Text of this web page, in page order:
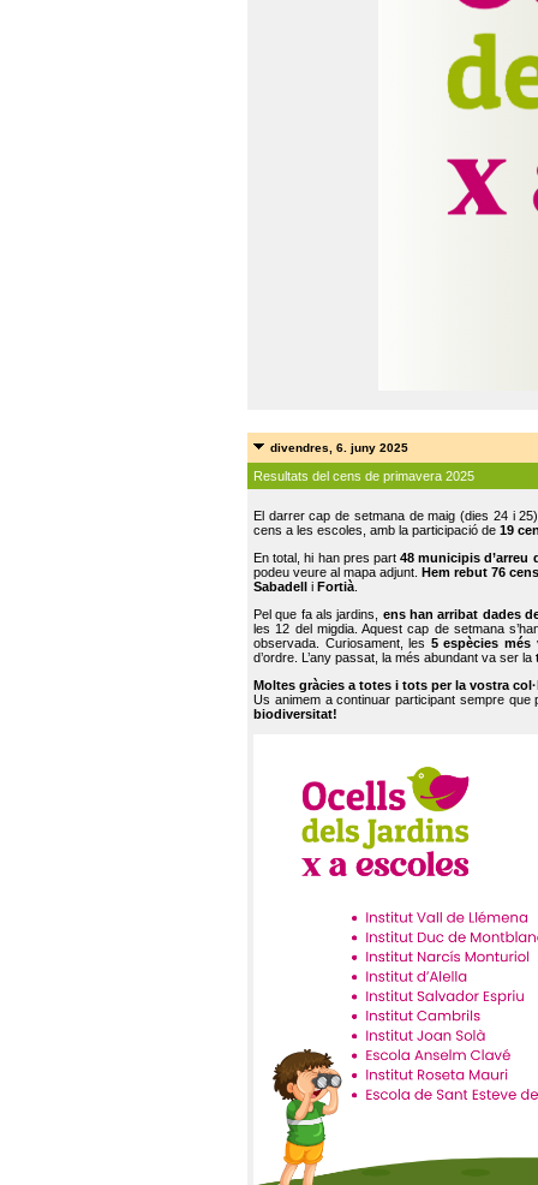
divendres, 6. juny 2025
Resultats del cens de primavera 2025
El darrer cap de setmana de maig (dies 24 i
cens a les escoles, amb la participació de 19
En total, hi han pres part48 municipis d’arreu
podeu veure al mapa adjunt. Hem rebut 76
Sabadell
i Fortià.
Pel que fa als jardins, ens han arribat dades
les 12 del migdia. Aquest cap de setmana
observada. Curiosament, les 5 espècies més
d’ordre. L’any passat, la més abundant va ser la
Moltes gràcies a totes i tots per la vostra
Us animem a continuar participant sempre que
biodiversitat!